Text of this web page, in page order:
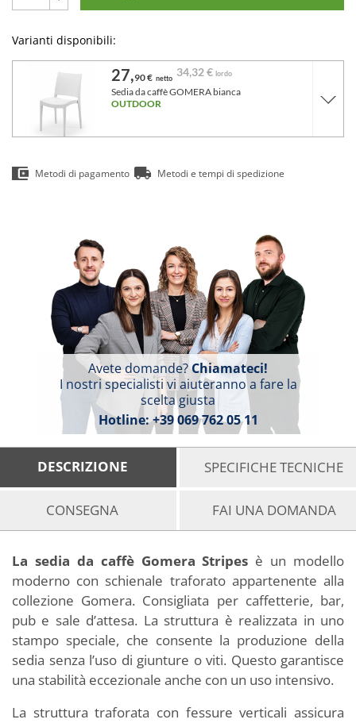
Varianti disponibili:
27,90 € netto 34,32 € lordo
Sedia da caffè GOMERA bianca
OUTDOOR
Metodi di pagamento Metodi e tempi di spedizione
Avete domande?Chiamateci!
I nostri specialisti vi aiuteranno a fare la
scelta giusta
Hotline:+39 069 762 05 11
DESCRIZIONE SPECIFICHE TECNICHE
CONSEGNA FAI UNA DOMANDA
La sedia da caffè Gomera Stripes è un modello
moderno con schienale traforato appartenente alla
collezione Gomera. Consigliata per caffetterie, bar,
pub e sale d’attesa. La struttura è realizzata in uno
stampo speciale, che consente la produzione della
sedia senza l’uso di giunture o viti. Questo garantisce
una stabilità eccezionale anche con un uso intensivo.
La struttura traforata con fessure verticali assicura